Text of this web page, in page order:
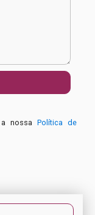
a nossaPolítica de